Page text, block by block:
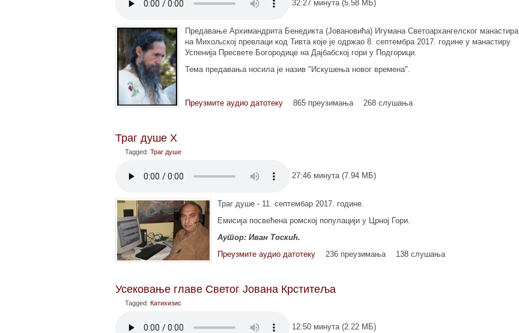
32:27 минута (5.58 МБ)
Предавање Архимандрита Бенедикта (Јовановића) Игумана Светоархангелског манастира
на Михољској превлаци код Тивта које је одржао 8. септембра 2017. године у манастиру
Успенија Пресвете Богородице на Дајбабској гори у Подгорици.
Тема предавања носила је назив "Искушења новог времена".
Преузмите аудио датотеку 865 преузимања 268 слушања
Траг душе X
Tagged: Траг душе
27:46 минута (7.94 МБ)
Траг душе - 11. септембар 2017. године.
Емисија посвећена ромској популацији у Црној Гори.
Аутор: Иван Тоскић.
Преузмите аудио датотеку
236 преузимања 138 слушања
Усековање главе Светог Јована Крститеља
Tagged: Катихизис
12:50 минута (2.22 МБ)